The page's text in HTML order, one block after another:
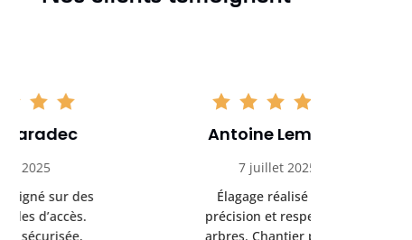
Antoine Lemoine
Élagage réalisé avec
précision et respect des
arbres. Chantier propre